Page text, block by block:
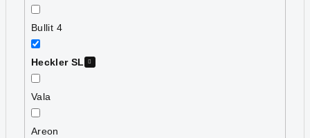
Bullit 4
Heckler SL
Vala
Areon